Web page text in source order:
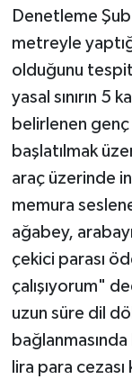
Denetleme
metreyle
olduğunu
yasal sınırın 5
belirlenen genç
başlatılmak
araç üzerinde
memura
ağabey,
çekici parası
çalışıyorum"
uzun süre dil
lira para